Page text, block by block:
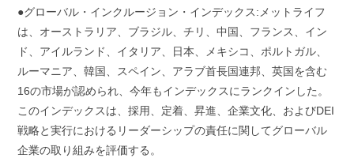
●グローバル・インクルージョン・インデックス:メットライフ
は、オーストラリア、ブラジル、チリ、中国、フランス、イン
ド、アイルランド、イタリア、日本、メキシコ、ポルトガル、
ルーマニア、韓国、スペイン、アラブ首長国連邦、英国を含む
16の市場が認められ、今年もインデックスにランクインした。
このインデックスは、採用、定着、昇進、企業文化、およびDEI
戦略と実行におけるリーダーシップの責任に関してグローバル
企業の取り組みを評価する。